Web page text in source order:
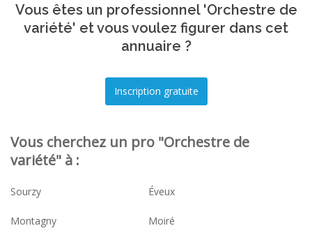
Vous êtes un professionnel 'Orchestre de
variété' et vous voulez figurer dans cet
annuaire ?
Vous cherchez un pro "Orchestre de
variété" à :
Sourzy Éveux
Montagny Moiré